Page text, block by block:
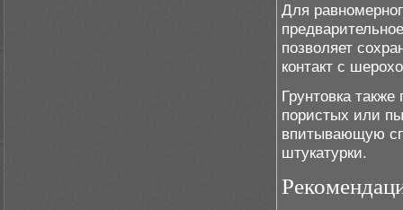
Для
позволяет
контакт с
Грунтовка
пористых или
впитывающую
штукатурки.